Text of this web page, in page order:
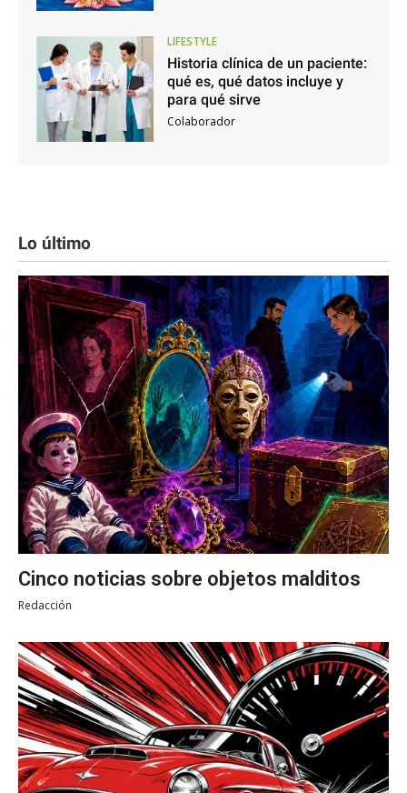
LIFESTYLE
Historia clínica de un paciente:
qué es, qué datos incluye y
para qué sirve
Colaborador
Lo último
Cinco noticias sobre objetos malditos
Redacción